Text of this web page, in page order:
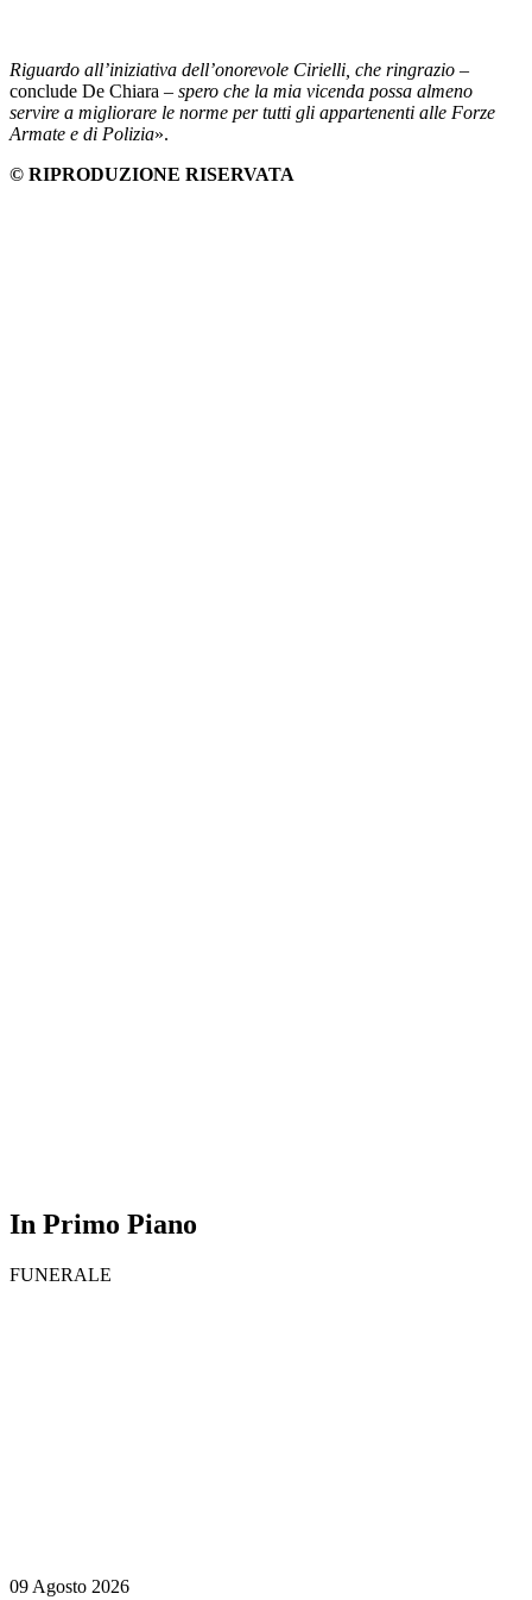
Riguardo all’iniziativa dell’onorevole Cirielli, che ringrazio –
conclude De Chiara – spero che la mia vicenda possa almeno
servire a migliorare le norme per tutti gli appartenenti alle Forze
Armate e di Polizia».
© RIPRODUZIONE RISERVATA
In Primo Piano
FUNERALE
09 Agosto 2026